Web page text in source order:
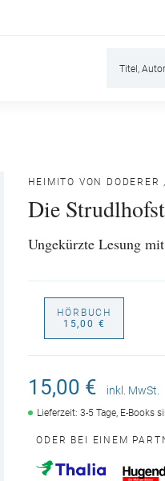
HEIMITO VON DODERER ,
Die
Ungekürzte Lesung
HÖRBUCH
15,00 €
15,00 € inkl. MwSt.
Lieferzeit: 3-5 Tage, E-Books
ODER BEI EINEM